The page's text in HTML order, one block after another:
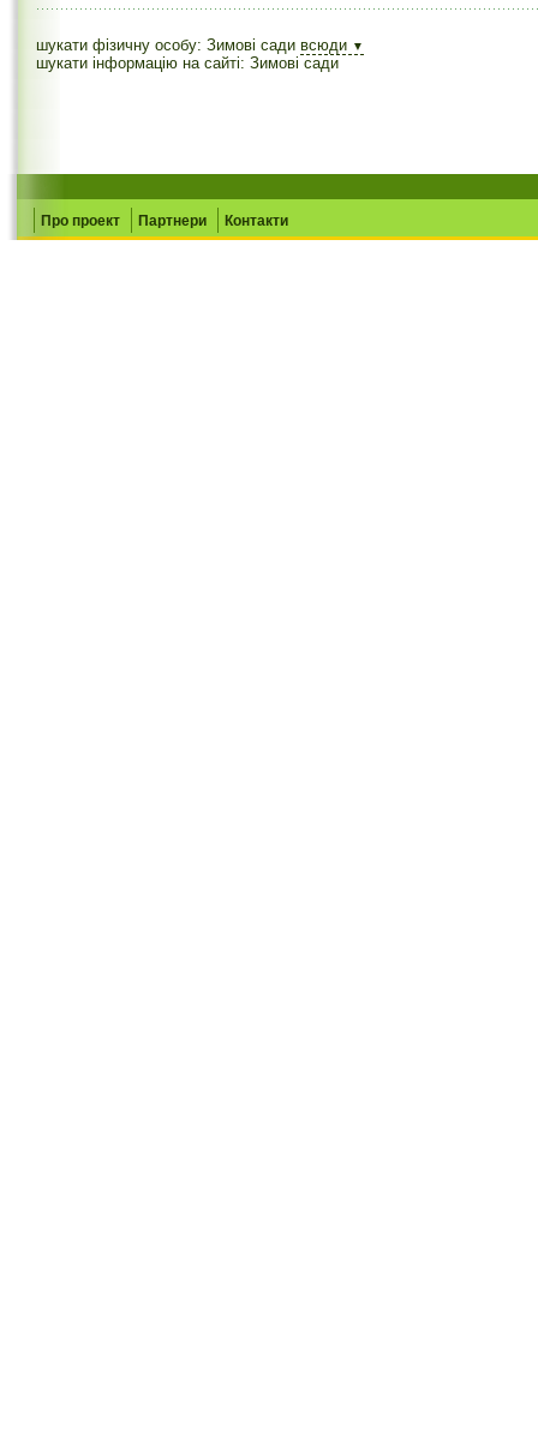
шукати фізичну особу: Зимові сади всюди ▼
шукати інформацію на сайті: Зимові сади
Про проект Партнери Контакти